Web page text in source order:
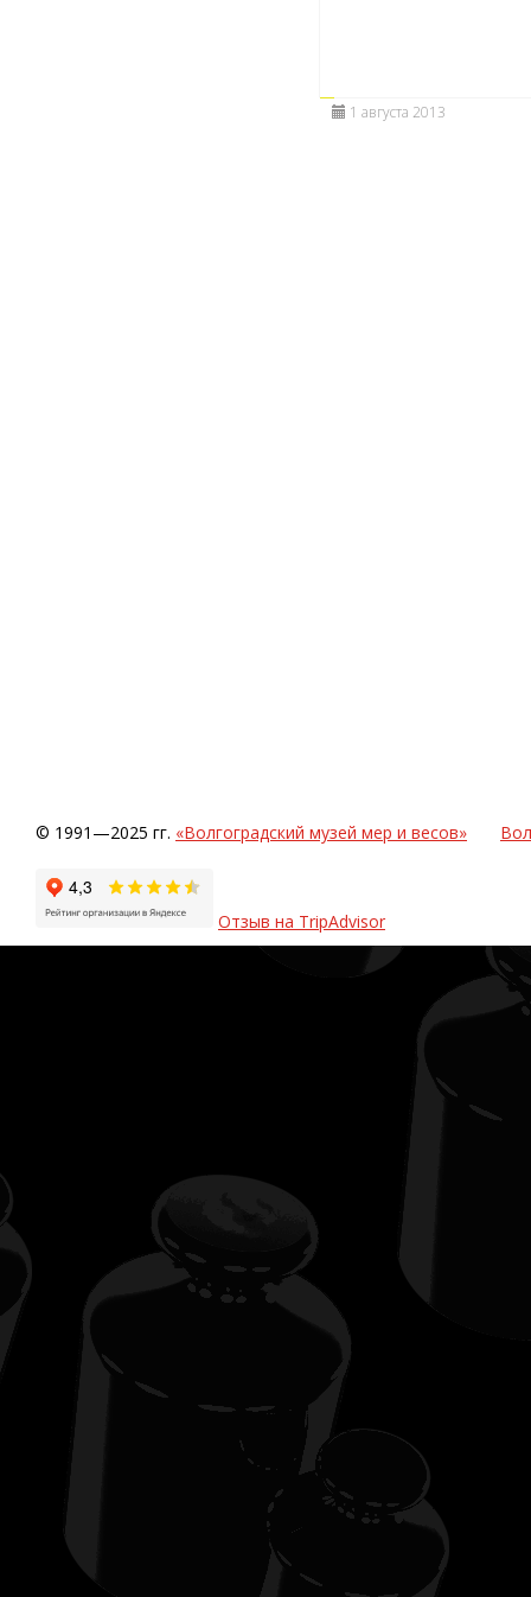
1 августа 2013
© 1991—2025 гг. «Волгоградский музей мер и весов»
Отзыв на TripAdvisor